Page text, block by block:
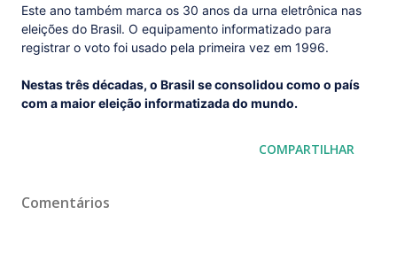
Este ano também marca os 30 anos da urna eletrônica nas
eleições do Brasil. O equipamento informatizado para
registrar o voto foi usado pela primeira vez em 1996.
Nestas três décadas, o Brasil se consolidou como o país
com a maior eleição informatizada do mundo.
COMPARTILHAR
Comentários